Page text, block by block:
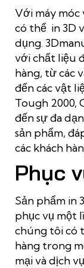
Với máy móc
có thể in 3D
dụng.
với chất liệu
hàng, từ các
đến các vật
Tough 2000,
đến sự đa
sản phẩm,
các khách
Phục
Sản phẩm in
phục vụ một
chúng tôi có
hàng trong
mại và dịch